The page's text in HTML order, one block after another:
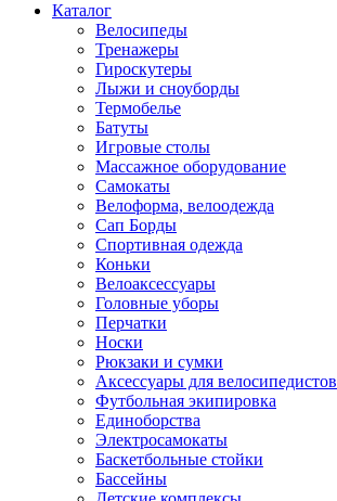
Каталог
Велосипеды
Тренажеры
Гироскутеры
Лыжи и сноуборды
Термобелье
Батуты
Игровые столы
Массажное оборудование
Самокаты
Велоформа, велоодежда
Сап Борды
Спортивная одежда
Коньки
Велоаксессуары
Головные уборы
Перчатки
Носки
Рюкзаки и сумки
Аксессуары для велосипедистов
Футбольная экипировка
Единоборства
Электросамокаты
Баскетбольные стойки
Бассейны